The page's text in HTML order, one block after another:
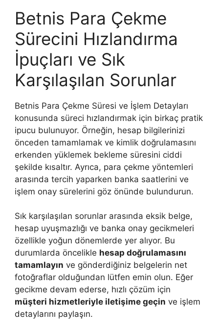
Betnis Para Çekme
Sürecini Hızlandırma
İpuçları ve Sık
Karşılaşılan Sorunlar
Betnis Para Çekme Süresi ve İşlem Detayları
konusunda süreci hızlandırmak için birkaç pratik
ipucu bulunuyor. Örneğin, hesap bilgilerinizi
önceden tamamlamak ve kimlik doğrulamasını
erkenden yüklemek bekleme süresini ciddi
şekilde kısaltır. Ayrıca, para çekme yöntemleri
arasında tercih yaparken banka saatlerini ve
işlem onay sürelerini göz önünde bulundurun.
Sık karşılaşılan sorunlar arasında eksik belge,
hesap uyuşmazlığı ve banka onay gecikmeleri
özellikle yoğun dönemlerde yer alıyor. Bu
durumlarda öncelikle hesap doğrulamasını
tamamlayın ve gönderdiğiniz belgelerin net
fotoğraflar olduğundan lütfen emin olun. Eğer
gecikme devam ederse, hızlı çözüm için
müşteri hizmetleriyle iletişime geçin ve işlem
detaylarını paylaşın.